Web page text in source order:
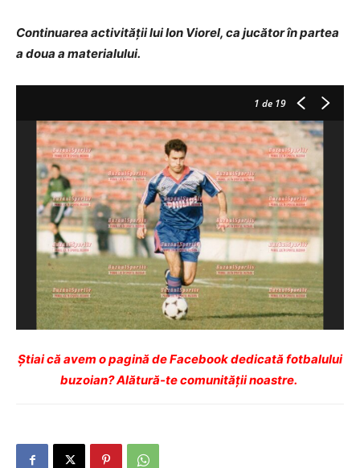
Continuarea activității lui Ion Viorel, ca jucător în partea
a doua a materialului.
1 de 19
Ştiai că avem o pagină de Facebook dedicată fotbalului
buzoian? Alătură-te comunității noastre.